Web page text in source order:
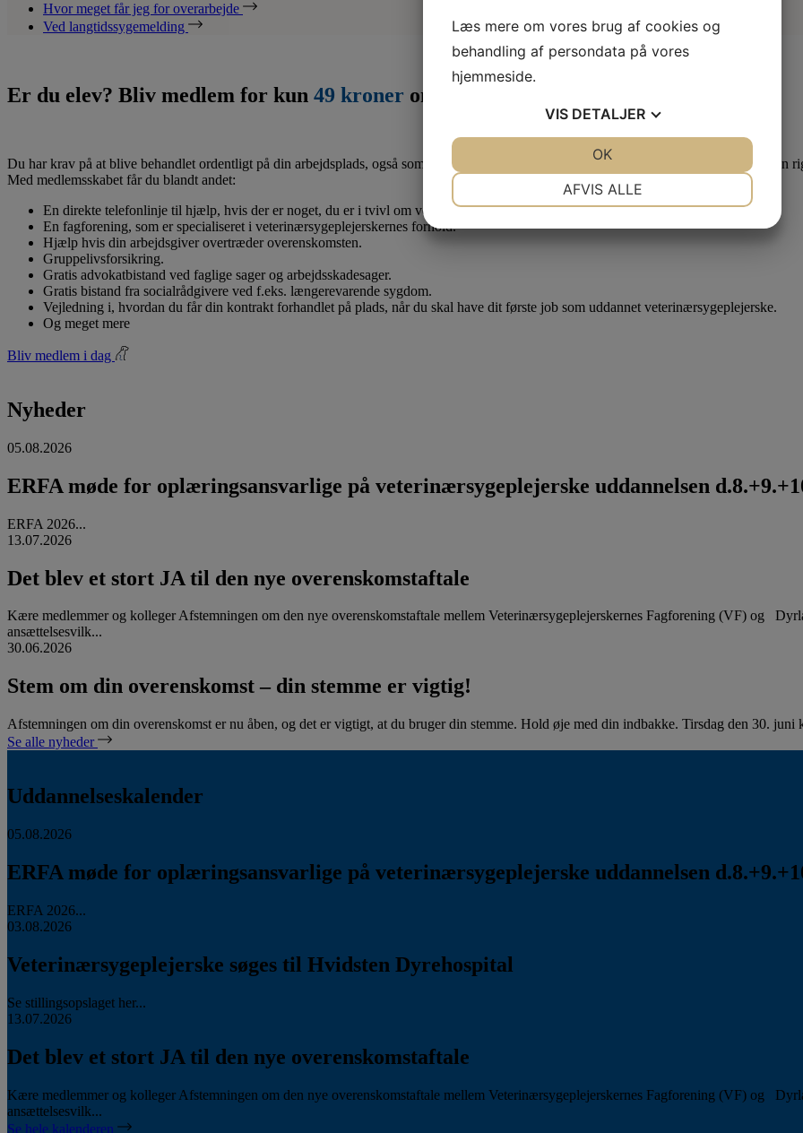
Hvor meget får jeg for overarbejde
Ved langtidssygemelding
Er du elev? Bliv medlem for kun 49 kroner om måneden
Du har krav på at blive behandlet ordentligt på din arbejdsplads, også som lærling eller elev. Derfor er det en god idé at være medlem af en
Med medlemsskabet får du blandt andet:
En direkte telefonlinje til hjælp, hvis der er noget, du er i tvivl om vedr. dine løn- og arbejdsforhold.
En fagforening, som er specialiseret i veterinærsygeplejerskernes forhold.
Hjælp hvis din arbejdsgiver overtræder overenskomsten.
Gruppelivsforsikring.
Gratis advokatbistand ved faglige sager og arbejdsskadesager.
Gratis bistand fra socialrådgivere ved f.eks. længerevarende sygdom.
Vejledning i, hvordan du får din kontrakt forhandlet på plads, når du skal have dit første job som uddannet veterinærsygeplejerske.
Og meget mere
Bliv medlem i dag
Nyheder
05.08.2026
ERFA møde for oplæringsansvarlige på veterinærsygeplejerske uddannelsen
ERFA 2026...
13.07.2026
Det blev et stort JA til den nye overenskomstaftale
Kære medlemmer og kolleger Afstemningen om den nye overenskomstaftale mellem Veterinærsygeplejerskernes Fagforening (VF) og
ansættelsesvilk...
30.06.2026
Stem om din overenskomst – din stemme er vigtig!
Afstemningen om din overenskomst er nu åben, og det er vigtigt, at du bruger din stemme. Hold øje med din indbakke. Tirsdag den 30.
Se alle nyheder
Uddannelseskalender
05.08.2026
ERFA møde for oplæringsansvarlige på veterinærsygeplejerske uddannelsen
ERFA 2026...
03.08.2026
Veterinærsygeplejerske søges til Hvidsten Dyrehospital
Se stillingsopslaget her...
13.07.2026
Det blev et stort JA til den nye overenskomstaftale
Kære medlemmer og kolleger Afstemningen om den nye overenskomstaftale mellem Veterinærsygeplejerskernes Fagforening (VF) og
ansættelsesvilk...
Se hele kalenderen
Læs mere om vores brug af cookies og
behandling af persondata på vores
hjemmeside.
VIS DETALJER
AFVIS ALLE
OK